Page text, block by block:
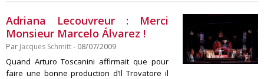
Adriana Lecouvreur : Merci
Monsieur Marcelo Álvarez !
Par Jacques Schmitt- 08/07/2009
Quand Arturo Toscanini affirmait que pour
faire une bonne production d’Il Trovatore il